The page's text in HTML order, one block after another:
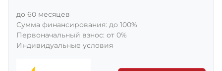
до 60 месяцев
Сумма финансирования: до 100%
Первоначальный взнос: от 0%
Индивидуальные условия